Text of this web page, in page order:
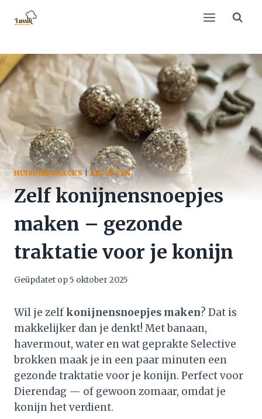
naar
HUISDIERSNACKS|RECEPTEN
Zelf konijnensnoepjes
maken – gezonde
traktatie voor je konijn
Geüpdatet op5 oktober 2025
Wil je zelfkonijnensnoepjes maken? Dat is
makkelijker dan je denkt! Met banaan,
havermout, water en wat geprakte Selective
brokken maak je in een paar minuten een
gezonde traktatie voor je konijn. Perfect voor
Dierendag — of gewoon zomaar, omdat je
konijn het verdient.